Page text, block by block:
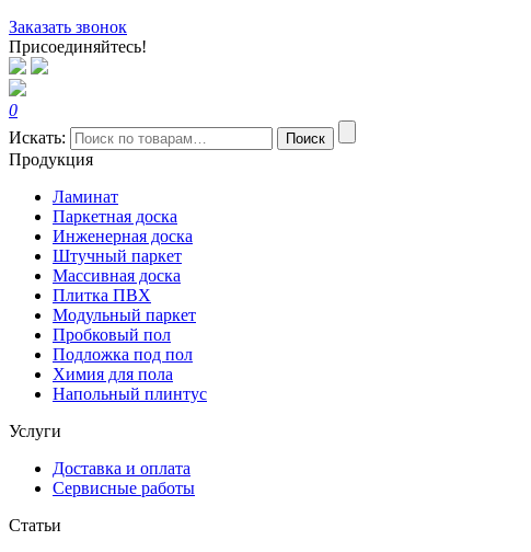
Заказать звонок
Присоединяйтесь!
0
Искать:
Поиск
Продукция
Ламинат
Паркетная доска
Инженерная доска
Штучный паркет
Массивная доска
Плитка ПВХ
Модульный паркет
Пробковый пол
Подложка под пол
Химия для пола
Напольный плинтус
Услуги
Доставка и оплата
Сервисные работы
Статьи